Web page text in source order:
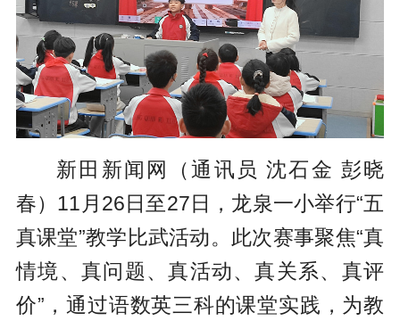
新田新闻网（通讯员 沈石金 彭晓
春） 11月26日至27日，龙泉一小举行“五
真课堂”教学比武活动。此次赛事聚焦“真
情境、真问题、真活动、真关系、真评
价”，通过语数英三科的课堂实践，为教